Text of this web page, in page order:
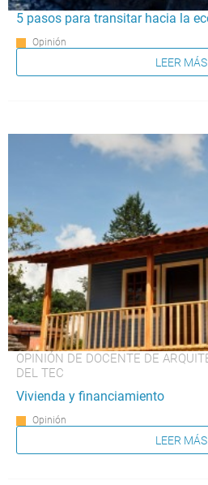
5 pasos para transitar hacia la
Opinión
LEER MÁS
OPINIÓN DE DOCENTE DE
DEL TEC
Vivienda y financiamiento
Opinión
LEER MÁS